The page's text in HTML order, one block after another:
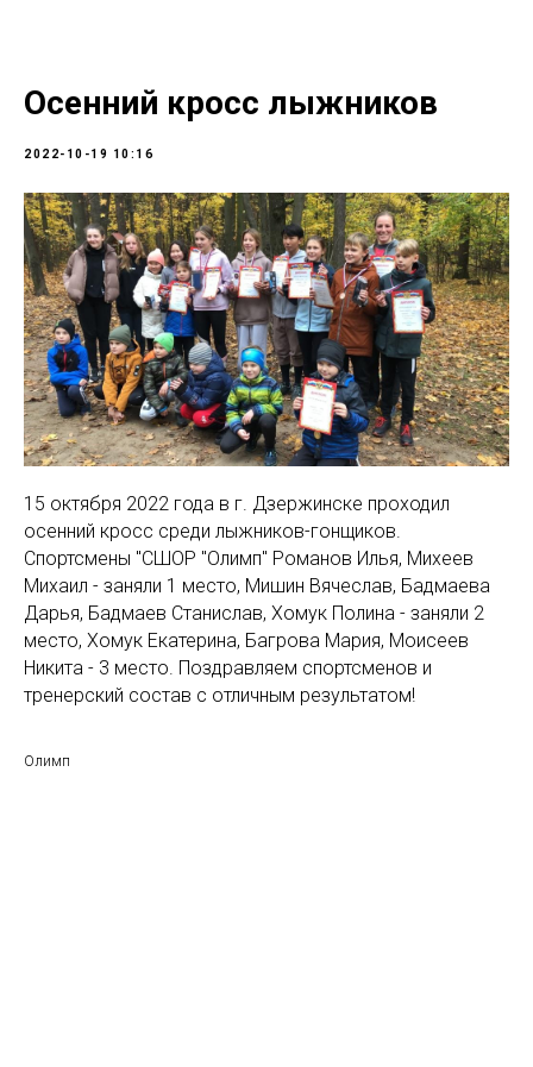
Осенний кросс лыжников
2022-10-19 10:16
15 октября 2022 года в г. Дзержинске проходил
осенний кросс среди лыжников-гонщиков.
Спортсмены "СШОР "Олимп" Романов Илья, Михеев
Михаил - заняли 1 место, Мишин Вячеслав, Бадмаева
Дарья, Бадмаев Станислав, Хомук Полина - заняли 2
место, Хомук Екатерина, Багрова Мария, Моисеев
Никита - 3 место. Поздравляем спортсменов и
тренерский состав с отличным результатом!
Олимп